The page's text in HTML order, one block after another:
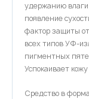
удержанию
появление
фактор защиты
всех типов УФ-
пигментных
Успокаивает
Средство в